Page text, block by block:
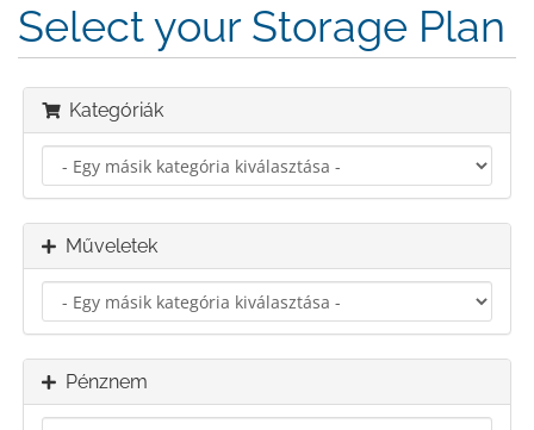
Select your Storage Plan
Kategóriák
Műveletek
Pénznem